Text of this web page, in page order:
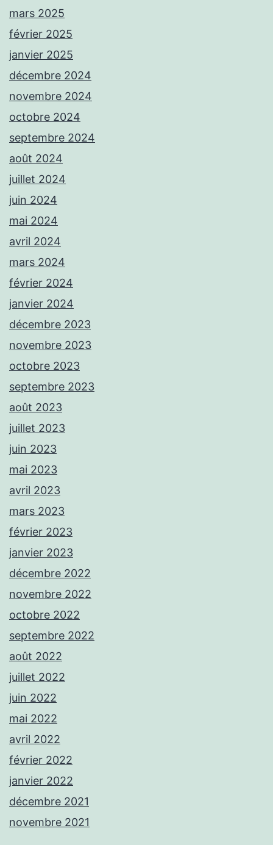
mars 2025
février 2025
janvier 2025
décembre 2024
novembre 2024
octobre 2024
septembre 2024
août 2024
juillet 2024
juin 2024
mai 2024
avril 2024
mars 2024
février 2024
janvier 2024
décembre 2023
novembre 2023
octobre 2023
septembre 2023
août 2023
juillet 2023
juin 2023
mai 2023
avril 2023
mars 2023
février 2023
janvier 2023
décembre 2022
novembre 2022
octobre 2022
septembre 2022
août 2022
juillet 2022
juin 2022
mai 2022
avril 2022
février 2022
janvier 2022
décembre 2021
novembre 2021